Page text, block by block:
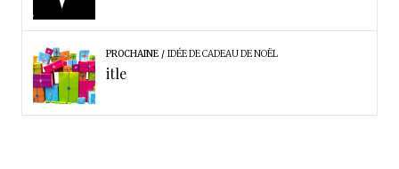
PROCHAINE IDÉE DE CADEAU DE NOËL
itle